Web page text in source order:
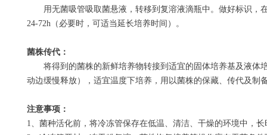
用无菌吸管吸取菌悬液，转移到复溶液滴瓶中。做好标识，
24-72h （必要时，可适当延长培养时间）。
菌株传代：
将得到的菌株的新鲜培养物转接到适宜的固体培养基及液体
动边缓慢释放），适宜温度下培养，用以菌株的保藏、传代及制
注意事项：
1、菌种活化前，将冷冻管保存在低温、清洁、干燥的环境中，